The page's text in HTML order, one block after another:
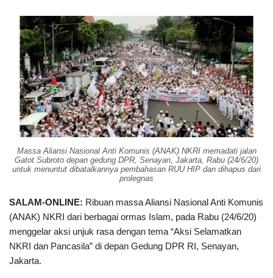
Massa Aliansi Nasional Anti Komunis (ANAK) NKRI memadati jalan
Gatot Subroto depan gedung DPR, Senayan, Jakarta, Rabu (24/6/20)
untuk menuntut dibatalkannya pembahasan RUU HIP dan dihapus dari
prolegnas
SALAM-ONLINE: Ribuan massa Aliansi Nasional Anti Komunis
(ANAK) NKRI dari berbagai ormas Islam, pada Rabu (24/6/20)
menggelar aksi unjuk rasa dengan tema “Aksi Selamatkan
NKRI dan Pancasila” di depan Gedung DPR RI, Senayan,
Jakarta.